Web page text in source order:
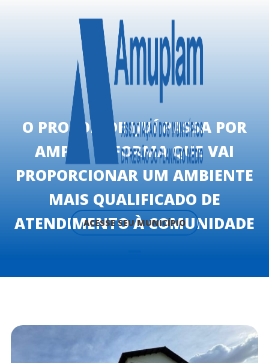
ACESSE SEU MUNICÍPIO
O PROCON DE IJUÍ PASSA POR
AMPLA REFORMA QUE VAI
PROPORCIONAR UM AMBIENTE
MAIS QUALIFICADO DE
ATENDIMENTO À COMUNIDADE